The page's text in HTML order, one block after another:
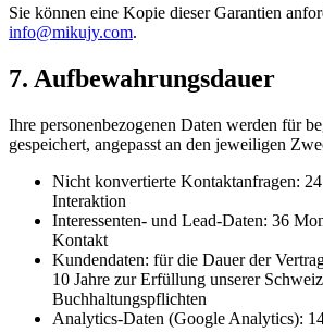
Sie können eine Kopie dieser Garantien
info@mikujy.com.
7. Aufbewahrungsdauer
Ihre personenbezogenen Daten werden für
gespeichert, angepasst an den jeweiligen
Nicht konvertierte Kontaktanfragen:
Interaktion
Interessenten- und Lead-Daten: 36
Kontakt
Kundendaten: für die Dauer der
10 Jahre zur Erfüllung unserer
Buchhaltungspflichten
Analytics-Daten (Google Analytics):